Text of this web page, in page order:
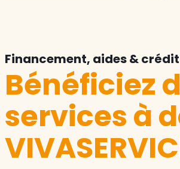
Financement, aides &
Bénéficiez
services à